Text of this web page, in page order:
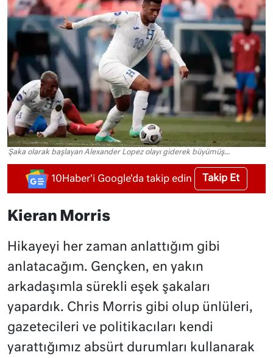
Şaka olarak başlayan Alexander Lopez olayı giderek büyümüş...
10Haber'i Google'da takip edin Takip Et
Kieran Morris
Hikayeyi her zaman anlattığım gibi
anlatacağım. Gençken, en yakın
arkadaşımla sürekli eşek şakaları
yapardık. Chris Morris gibi olup ünlüleri,
gazetecileri ve politikacıları kendi
yarattığımız absürt durumları kullanarak